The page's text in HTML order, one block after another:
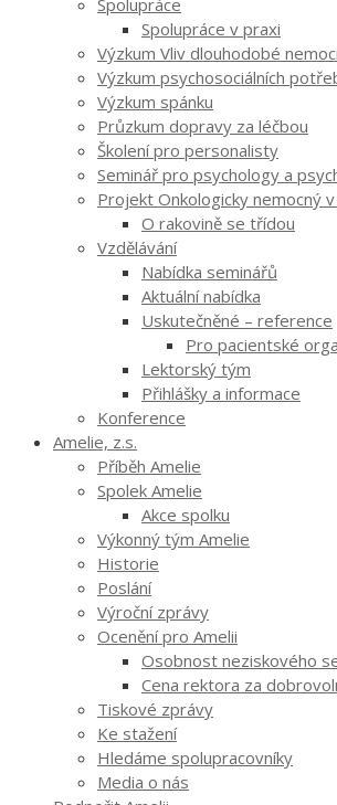
Spolupráce
Spolupráce v praxi
Výzkum Vliv dlouhodobé
Výzkum psychosociálních
Výzkum spánku
Průzkum dopravy za léčbou
Školení pro personalisty
Seminář pro psychology a
Projekt Onkologicky nemocný
O rakovině se třídou
Vzdělávání
Nabídka seminářů
Aktuální nabídka
Uskutečněné – reference
Pro pacientské
Lektorský tým
Přihlášky a informace
Konference
Amelie, z.s.
Příběh Amelie
Spolek Amelie
Akce spolku
Výkonný tým Amelie
Historie
Poslání
Výroční zprávy
Ocenění pro Amelii
Osobnost neziskového
Cena rektora za
Tiskové zprávy
Ke stažení
Hledáme spolupracovníky
Media o nás